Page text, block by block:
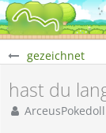
gezeichnet
hast du
ArceusPokedoll